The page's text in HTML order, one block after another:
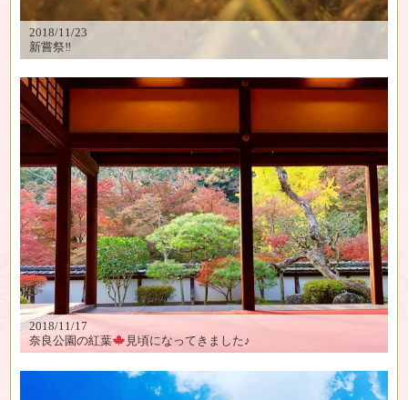
2018/11/23
新嘗祭‼︎
2018/11/17
奈良公園の紅葉
見頃になってきました♪